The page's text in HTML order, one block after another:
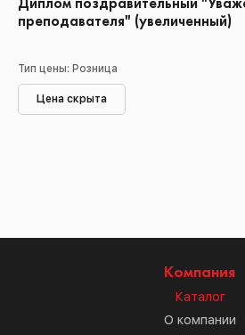
Диплом поздравительный
преподавателя" (увеличенный)
Тип цены: Розница
Цена скрыта
Компания
Каталог
О компании